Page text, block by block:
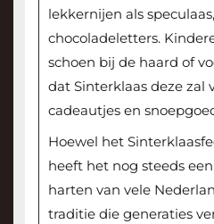
lekkernijen als
chocoladeletters.
schoen bij de haard of
dat Sinterklaas deze zal
cadeautjes en
Hoewel het
heeft het nog steeds
harten van vele
traditie die generaties